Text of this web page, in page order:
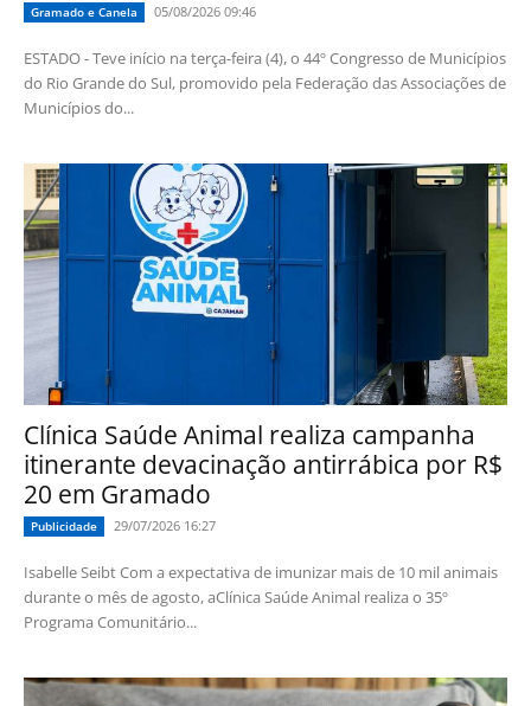
Gramado e Canela 05/08/2026 09:46
ESTADO - Teve início na terça-feira (4), o 44º Congresso de Municípios
do Rio Grande do Sul, promovido pela Federação das Associações de
Municípios do...
Clínica Saúde Animal realiza campanha
itinerante devacinação antirrábica por R$
20 em Gramado
Publicidade 29/07/2026 16:27
Isabelle Seibt Com a expectativa de imunizar mais de 10 mil animais
durante o mês de agosto, aClínica Saúde Animal realiza o 35º
Programa Comunitário...